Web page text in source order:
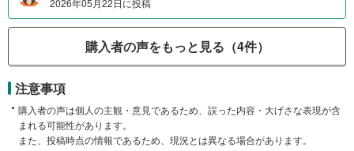
購入者の声をもっと見る（4件）
注意事項
購入者の声は個人の主観・意見であるため、誤った内容・大げさな表現が含
まれる可能性があります。
また、投稿時点の情報であるため、現況とは異なる場合があります。